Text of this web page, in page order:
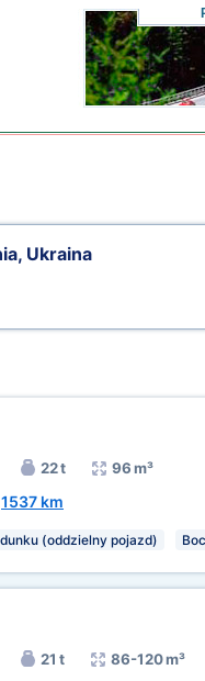
Ukraina
22 t 96 m³
1537 km
(oddzielny pojazd)
21 t 86-120 m³